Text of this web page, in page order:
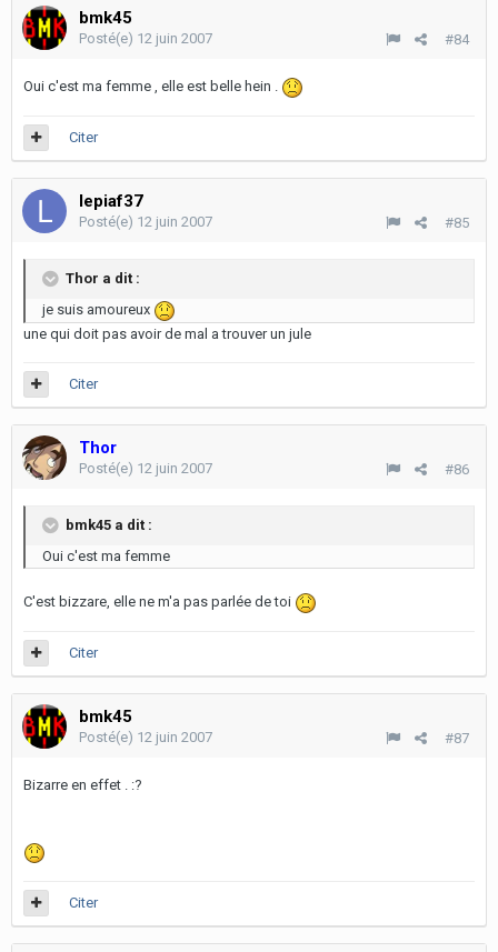
bmk45
#84
Posté(e) 12 juin 2007
Oui c'est ma femme , elle est belle hein .
Citer
lepiaf37
#85
Posté(e) 12 juin 2007
Thor a dit :
je suis amoureux
une qui doit pas avoir de mal a trouver un jule
Citer
Thor
#86
Posté(e) 12 juin 2007
bmk45 a dit :
Oui c'est ma femme
C'est bizzare, elle ne m'a pas parlée de toi
Citer
bmk45
#87
Posté(e) 12 juin 2007
Bizarre en effet . :?
Citer